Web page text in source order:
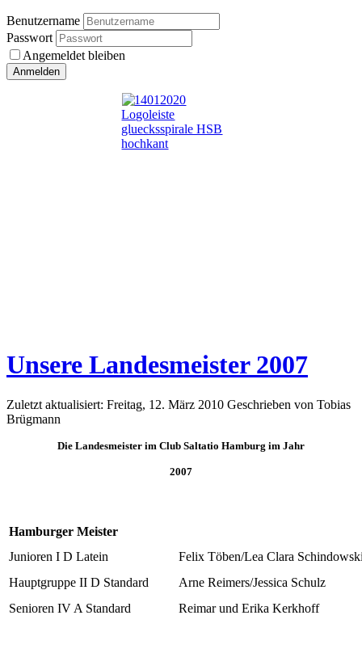
Benutzername
Passwort
Angemeldet bleiben
Unsere Landesmeister 2007
Zuletzt aktualisiert: Freitag, 12. März 2010 Geschrieben von Tobias
Brügmann
Die Landesmeister im Club Saltatio Hamburg im Jahr
2007
Hamburger Meister
Junioren I D Latein
Felix Töben/Lea Clara
Hauptgruppe II D Standard
Arne Reimers/Jessica Schulz
Senioren IV A Standard
Reimar und Erika Kerkhoff